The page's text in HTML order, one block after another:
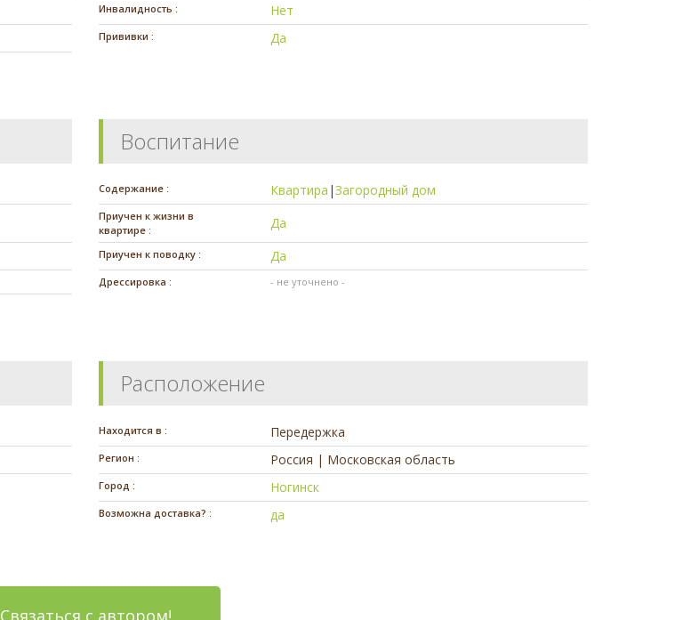
Инвалидность : Нет
Прививки : Да
Воспитание
Содержание : Квартира |Загородный дом
Приучен к жизни в
квартире :
Да
Приучен к поводку : Да
Дрессировка : - не уточнено -
Расположение
Находится в : Передержка
Регион : Россия | Московская область
Город : Ногинск
Возможна доставка? : да
Связаться с автором!